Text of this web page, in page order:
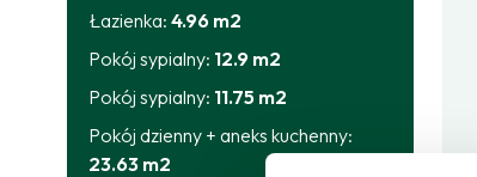
Łazienka:4.96 m2
Pokój sypialny: 12.9 m2
Pokój sypialny: 11.75 m2
Pokój dzienny + aneks kuchenny:
23.63 m2